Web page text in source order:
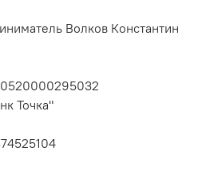
Волков Константин
Точка"